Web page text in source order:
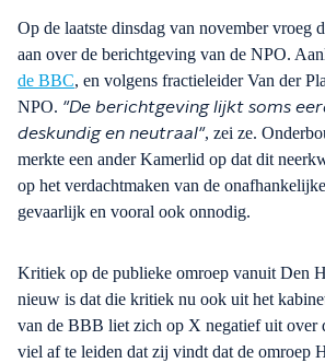
Op de laatste dinsdag van novembervroeg
aan over de berichtgeving van de NPO.
de BBC, en volgens fractieleider Van der
NPO. "De berichtgeving lijkt soms
deskundig en neutraal", zei ze.
merkte een ander Kamerlid op dat dit
op het verdachtmaken van de
gevaarlijk en vooral ook onnodig.
Kritiek op de publieke omroep vanuit Den
nieuw is dat die kritiek nu ook uit het
van de BBB liet zich op X negatiefuit over
viel af te leiden dat zij vindt dat de omroep